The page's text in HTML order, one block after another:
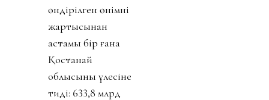
өндірілген өнімнің
жартысынан
астамы бір ғана
Қостанай
облысының үлесіне
тиді: 633,8 млрд